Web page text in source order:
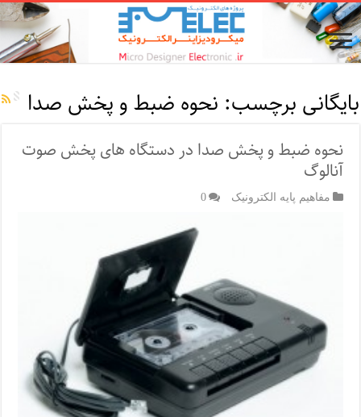
بایگانی برچسب: نحوه ضبط و پخش صدا
نحوه ضبط و پخش صدا در دستگاه های پخش صوت
آنالوگ
مفاهیم پایه الکترونیک 0